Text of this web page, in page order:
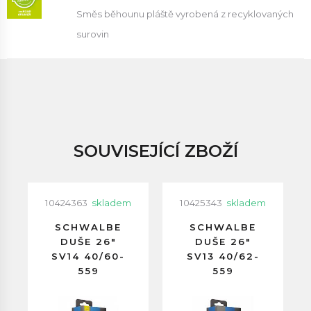
Směs běhounu pláště vyrobená z recyklovaných
surovin
SOUVISEJÍCÍ ZBOŽÍ
10424363 skladem
SCHWALBE
DUŠE 26"
SV14 40/60-
559
VENTILEK
10425343 skladem
SCHWALBE
DUŠE 26"
SV13 40/62-
559
VENTILEK